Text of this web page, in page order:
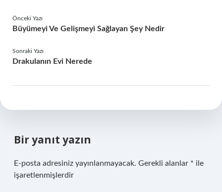
Önceki Yazı
Büyümeyi Ve Gelişmeyi Sağlayan Şey Nedir
Sonraki Yazı
Drakulanın Evi Nerede
Bir yanıt yazın
E-posta adresiniz yayınlanmayacak. Gerekli alanlar * ile
işaretlenmişlerdir